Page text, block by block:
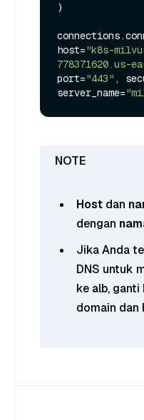
)
host="k8s-
778371620.us-
port="443" ,
server_name=
Host dan
dengan
Jika Anda
DNS untuk
ke alb, ganti
domain dan